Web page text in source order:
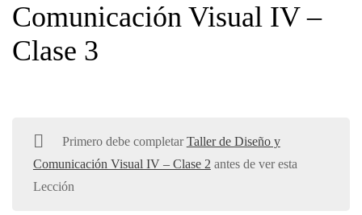
Comunicación Visual IV –
Clase 3
Primero debe completarTaller de Diseño y
Comunicación Visual IV – Clase 2 antes de ver esta
Lección